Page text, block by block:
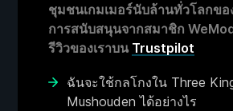
ชุมชนเกมเมอร์นับล้านทั่วโลกของ
การสนับสนุนจากสมาชิก
รีวิวของเราบน Trustpilot
ฉันจะใช้กลโกงใน Three
Mushouden ได้อย่างไร